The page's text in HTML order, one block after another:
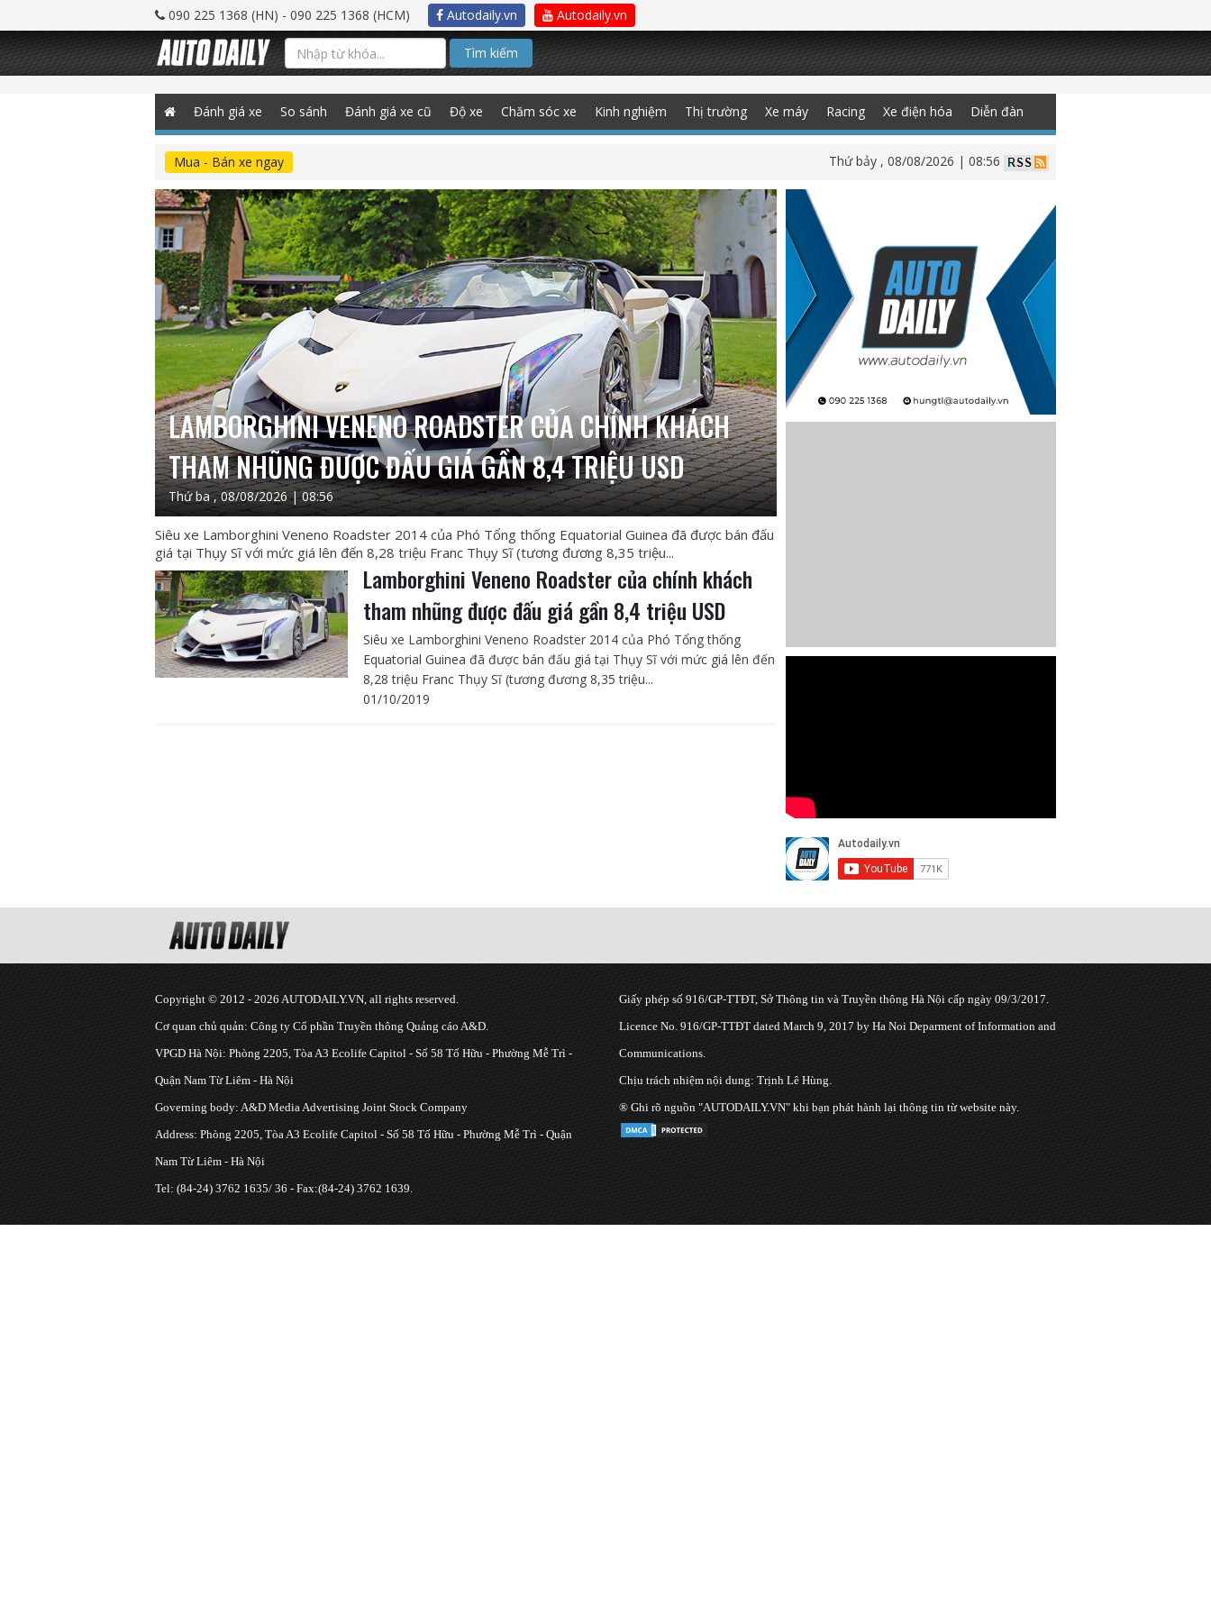
090 225 1368 (HN) - 090 225 1368 (HCM) Autodaily.vn Autodaily.vn
Tìm kiếm
Đánh giá xe So sánh Đánh giá xe cũ Độ xe Chăm sóc xe Kinh nghiệm Thị trường Xe máy Racing Xe điện hóa Diễn đàn
Mua - Bán xe ngay Thứ bảy , 08/08/2026 | 08:56
LAMBORGHINI VENENO ROADSTER CỦA CHÍNH KHÁCH
THAM NHŨNG ĐƯỢC ĐẤU GIÁ GẦN 8,4 TRIỆU USD
Thứ ba , 08/08/2026 | 08:56
Siêu xe Lamborghini Veneno Roadster 2014 của Phó Tổng thống Equatorial Guinea đã được bán đấu
giá tại Thụy Sĩ với mức giá lên đến 8,28 triệu Franc Thụy Sĩ (tương đương 8,35 triệu...
Lamborghini Veneno Roadster của chính khách
tham nhũng được đấu giá gần 8,4 triệu USD
Siêu xe Lamborghini Veneno Roadster 2014 của Phó Tổng thống
Equatorial Guinea đã được bán đấu giá tại Thụy Sĩ với mức giá lên đến
8,28 triệu Franc Thụy Sĩ (tương đương 8,35 triệu...
01/10/2019
Copyright © 2012 - 2026 AUTODAILY.VN, all rights reserved.
Cơ quan chủ quản: Công ty Cổ phần Truyền thông Quảng cáo A&D.
VPGD Hà Nội: Phòng 2205, Tòa A3 Ecolife Capitol - Số 58 Tố Hữu - Phường Mễ Trì -
Quận Nam Từ Liêm - Hà Nội
Governing body: A&D Media Advertising Joint Stock Company
Address: Phòng 2205, Tòa A3 Ecolife Capitol - Số 58 Tố Hữu - Phường Mễ Trì - Quận
Nam Từ Liêm - Hà Nội
Tel: (84-24) 3762 1635/ 36 - Fax:(84-24) 3762 1639.
Giấy phép số 916/GP-TTĐT, Sở Thông tin và Truyền thông Hà Nội cấp ngày 09/3/2017.
Licence No. 916/GP-TTĐT dated March 9, 2017 by Ha Noi Deparment of Information and
Communications.
Chịu trách nhiệm nội dung: Trịnh Lê Hùng.
® Ghi rõ nguồn "AUTODAILY.VN" khi bạn phát hành lại thông tin từ website này.